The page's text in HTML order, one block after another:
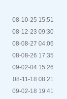
08-10-25 15:51
08-12-23 09:30
08-08-27 04:06
08-08-26 17:35
09-02-04 15:26
08-11-18 08:21
09-02-18 19:41